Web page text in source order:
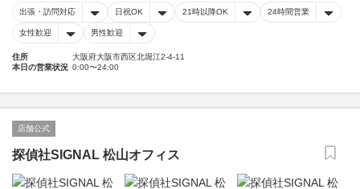
出張・訪問対応 日祝OK 21時以降OK 24時間営業
女性歓迎 男性歓迎
住所
大阪府大阪市西区北堀江2-4-11
本日の営業状況 0:00〜24:00
店舗公式
探偵社SIGNAL 松山オフィス